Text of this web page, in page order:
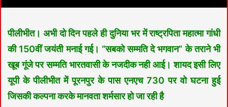
पीलीभीत। अभी दो दिन पहले ही दुनिया भर में राष्ट्रपिता महात्मा गांधी
की 150वीं जयंती मनाई गई। “सबको सम्मति दे भगवान” के तराने भी
खूब गूंजे पर सम्मति भारतवासी के नजदीक नही आई। शायद इसी लिए
यूपी के पीलीभीत में पूरनपुर के पास एनएच 730 पर वो घटना हुई
जिसकी कल्पना करके मानवता शर्मसार हो जा रही है